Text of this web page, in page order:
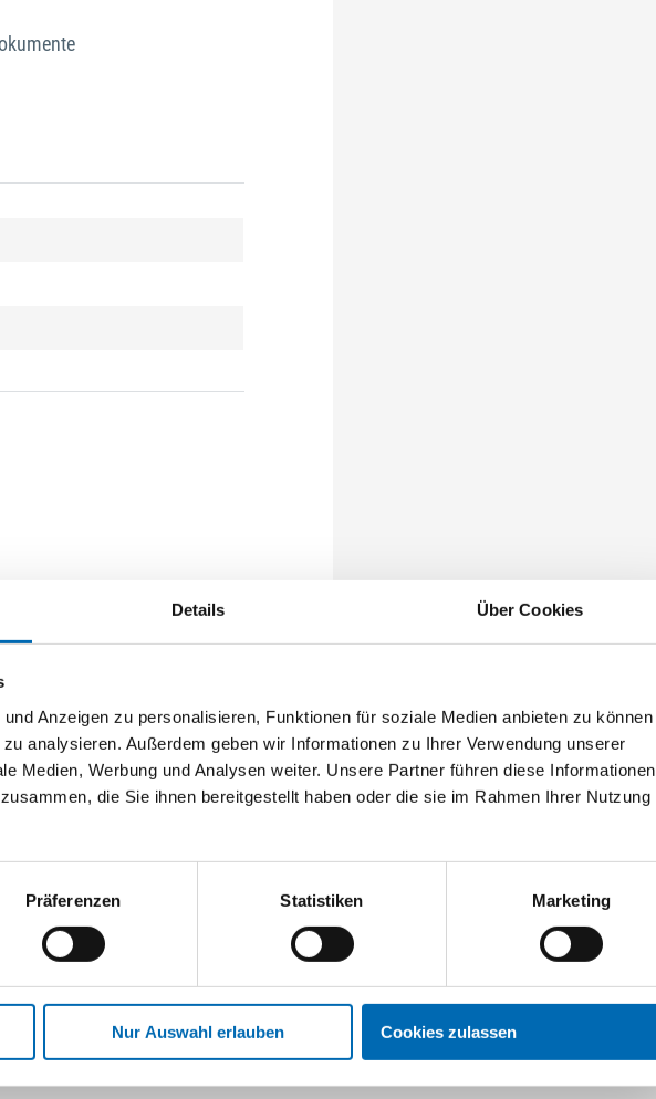
Details Über Cookies
Anzeigen zu personalisieren, Funktionen für soziale Medien anbieten zu können
analysieren. Außerdem geben wir Informationen zu Ihrer Verwendung unserer
Medien, Werbung und Analysen weiter. Unsere Partner führen diese Informationen
die Sie ihnen bereitgestellt haben oder die sie im Rahmen Ihrer Nutzung
Präferenzen Statistiken Marketing
Nur Auswahl erlauben Cookies zulassen
damit saubere Luft in den
L und M